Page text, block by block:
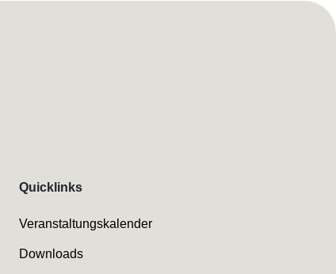
Quicklinks
Veranstaltungskalender
Downloads